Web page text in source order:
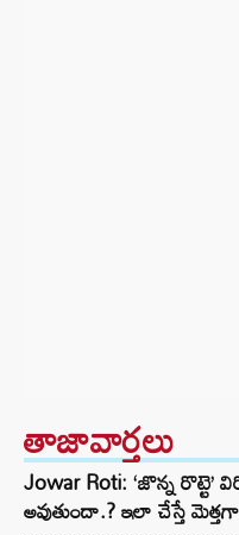
తాజావార్తలు
Jowar Roti: ‘జొన్న
అవుతుందా.? ఇలా చేస్తే